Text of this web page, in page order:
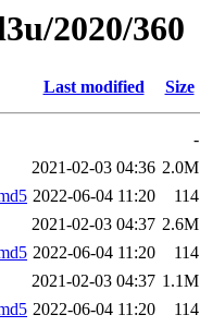
2020/360
Last modified Size
-
2021-02-03 04:36 2.0M
2022-06-04 11:20
114
2021-02-03 04:37 2.6M
2022-06-04 11:20
114
2021-02-03 04:37 1.1M
2022-06-04 11:20
114